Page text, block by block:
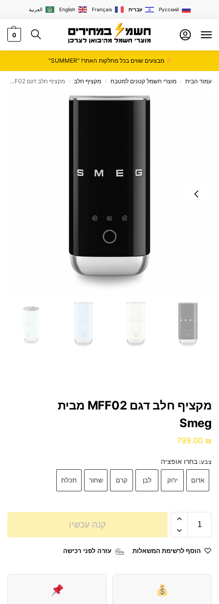
العربية English Français עִבְרִית Русский
0
מבצעים שווים בכל מחלקות האתר! "SUMMER"
עמוד הבית / מוצרי חשמל קטנים למטבח / מקציף חלב / ‏מקציף חלב דגם MFF02 מבית Smeg
‏מקציף חלב דגם MFF02 מבית
Smeg
799.00 ₪
צבע: בחרו אופציה
אדום ירוק לבן קרם שחור תכלת
קנה עכשיו
הוסף לרשימת המשאלות עזרה לפני רכישה